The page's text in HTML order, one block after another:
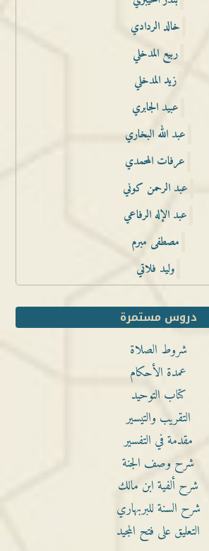
خالد الردادي
ربيع المدخلي
زيد المدخلي
عبيد الجابري
عبد الله البخاري
عرفات المحمدي
عبد الرحمن كوني
عبد الإله الرفاعي
مصطفى مبرم
وليد فلاتي
دروس مستمرة
شروط الصلاة
عمدة الأحكام
كتاب التوحيد
التقريب والتيسير
مقدمة في التفسير
شرح وصف الجنة
شرح ألفية ابن مالك
شرح السنة للبربهاري
التعليق على فتح المجيد